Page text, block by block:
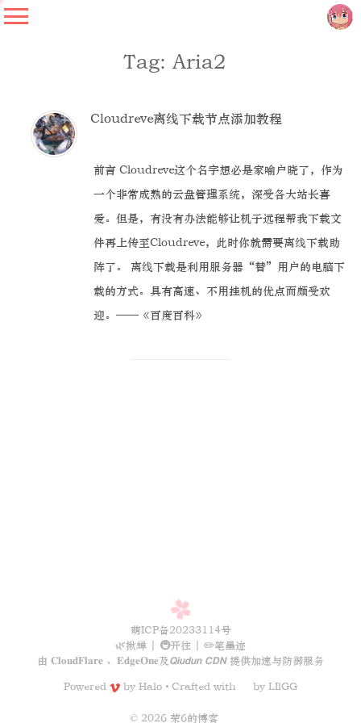
Tag: Aria2
Cloudreve离线下载节点添加教程
前言 Cloudreve这个名字想必是家喻户晓了，作为
一个非常成熟的云盘管理系统，深受各大站长喜
爱。但是，有没有办法能够让机子远程帮我下载文
件再上传至Cloudreve，此时你就需要离线下载助
阵了。 离线下载是利用服务器“替”用户的电脑下
载的方式。具有高速、不用挂机的优点而颇受欢
迎。——《百度百科》
萌ICP备20233114号
🌿揪蝉 | 🚇开往 | ✏️笔墨迹
由 𝐂𝐥𝐨𝐮𝐝𝐅𝐥𝐚𝐫𝐞 、 𝐄𝐝𝐠𝐞𝐎𝐧𝐞及𝙌𝙞𝙪𝙙𝙪𝙣 𝘾𝘿𝙉提供加速与防御服务
Powered
by Halo • Crafted with by LIlGG
© 2026 荣6的博客